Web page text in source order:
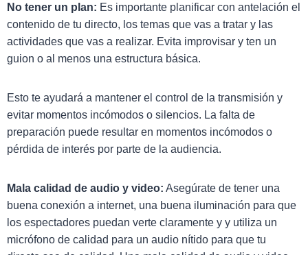
No tener un plan: Es importante planificar con antelación el
contenido de tu directo, los temas que vas a tratar y las
actividades que vas a realizar. Evita improvisar y ten un
guion o al menos una estructura básica.
Esto te ayudará a mantener el control de la transmisión y
evitar momentos incómodos o silencios. La falta de
preparación puede resultar en momentos incómodos o
pérdida de interés por parte de la audiencia.
Mala calidad de audio y video: Asegúrate de tener una
buena conexión a internet, una buena iluminación para que
los espectadores puedan verte claramente y y utiliza un
micrófono de calidad para un audio nítido para que tu